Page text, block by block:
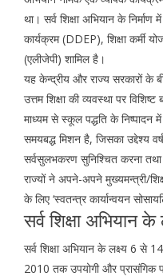
था। सर्व शिक्षा अभियान के
कार्यक्रम (DDEP), शिक्षा कर्मी
(एलीजेपी) शामिल है।
यह केन्द्रीय और राज्य सरकारों के
उत्तम शिक्षा की व्यवस्था पर
माध्यम से स्कूल पद्धति के निष्पादन
समयबद्ध मिशन है, जिसका उद्देश्य
सर्वसुलभकरण सुनिश्चित करना तथा
राज्यों ने अपने-अपने मुख्यमन्त्री/
के लिए ‘स्वतन्त्र कार्यान्वयन
सर्व शिक्षा अभियान के
सर्व शिक्षा अभियान के लक्ष्य 6 से
2010 तक उपयोगी और प्रासंगिक